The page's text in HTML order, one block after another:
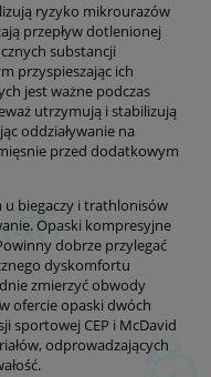
ryzyko mikrourazów
przepływ dotlenionej
substancji
przyspieszając ich
jest ważne podczas
utrzymują i stabilizują
oddziaływanie na
przed dodatkowym
u biegaczy i trathlonisów
Opaski kompresyjne
dobrze przylegać
dyskomfortu
zmierzyć obwody
ofercie opaski dwóch
sportowej CEP i McDavid
odprowadzających